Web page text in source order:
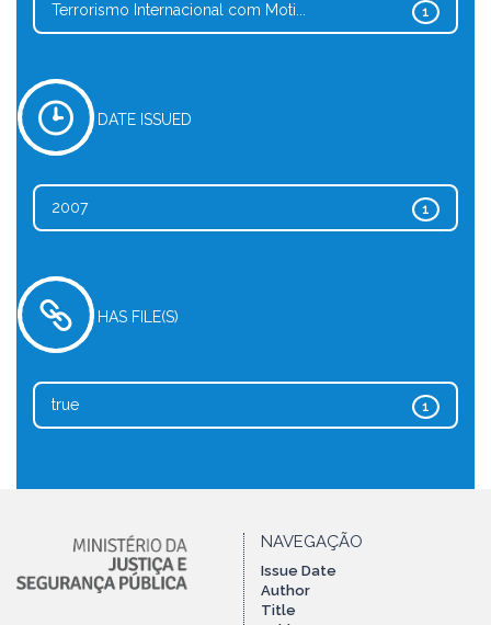
1
Terrorismo Internacional com Moti...
DATE ISSUED
1
2007
HAS FILE(S)
1
true
NAVEGAÇÃO
Issue Date
Author
Title